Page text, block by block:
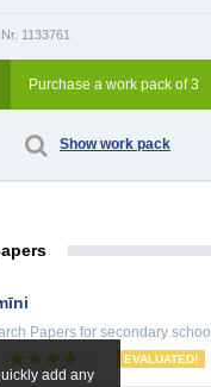
1133761
Purchase a work pack of 3
Show work pack
add any
Papers for secondary school
EVALUATED!